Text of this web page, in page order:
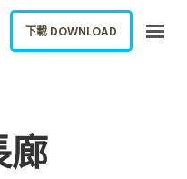
廊
下載 DOWNLOAD